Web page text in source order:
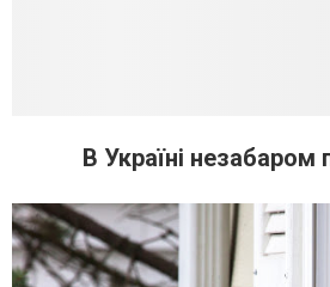
В Україні незабаром